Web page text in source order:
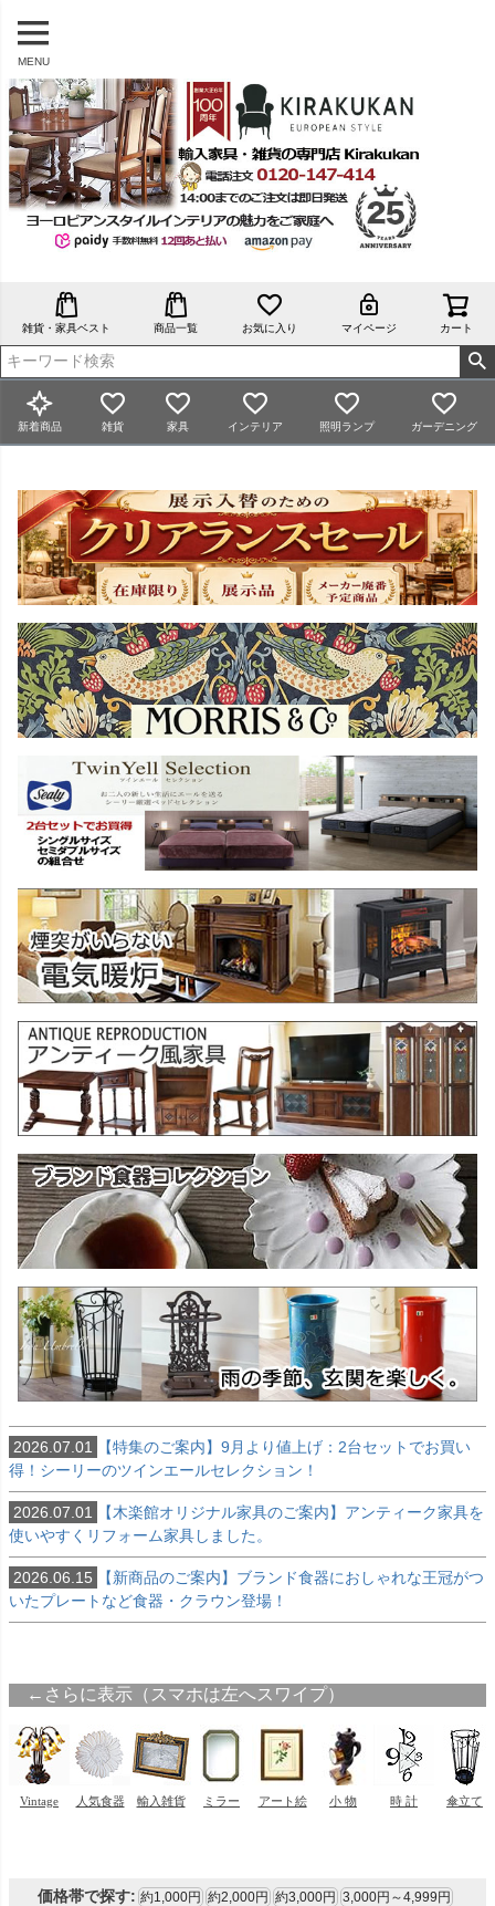
MENU
雑貨・家具ベスト 商品一覧 お気に入り マイページ カート
新着商品 雑貨 家具 インテリア 照明ランプ ガーデニング
2026.07.01
【特集のご案内】9月より値上げ：2台セットでお買い
得！シーリーのツインエールセレクション！
2026.07.01
【木楽館オリジナル家具のご案内】アンティーク家具を
使いやすくリフォーム家具しました。
2026.06.15
【新商品のご案内】ブランド食器におしゃれな王冠がつ
いたプレートなど食器・クラウン登場！
価格帯で探す: 約1,000円 約2,000円 約3,000円 3,000円～4,999円